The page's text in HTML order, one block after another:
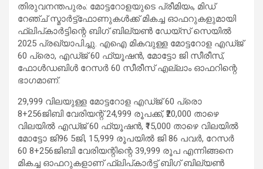
തിരുവനന്തപുരം: മോട്ടറോളയുടെ പ്രീമിയം, മിഡ്
റേഞ്ച് സ്മാർട്ട്‌ഫോണുകൾക്ക് മികച്ച ഓഫറുകളുമായി
ഫ്ലിപ്കാർട്ടിന്റെ ബിഗ് ബില്യൺ ഡേയ്‌സ് സെയിൽ
2025 പ്രഖ്യാപിച്ചു. എഐ മികവുള്ള മോട്ടറോള എഡ്ജ്
60 പ്രൊ, എഡ്ജ് 60 ഫ്യൂഷൻ, മോട്ടോ ജി സീരീസ്,
ഫോൾഡബിൾ റേസർ 60 സീരീസ് എല്ലാം ഓഫറിന്റെ
ഭാഗമാണ്.
29,999 വിലയുള്ള മോട്ടറോള എഡ്ജ് 60 പ്രൊ
8+256ജിബി വേരിയന്റ് 24,999 രൂപക്ക്, ₹20,000 താഴെ
വിലയിൽ എഡ്ജ് 60 ഫ്യൂഷൻ, ₹15,000 താഴെ വിലയിൽ
മോട്ടോ ജി96 5ജി, 15,999 രൂപയിൽ ജി 86 പവർ, റേസർ
60 8+256ജിബി വേരിയന്റിന്റെ 39,999 രൂപ എന്നിങ്ങനെ
മികച്ച ഓഫറുകളാണ് ഫ്ലിപ്കാർട്ട് ബിഗ് ബില്യൺ